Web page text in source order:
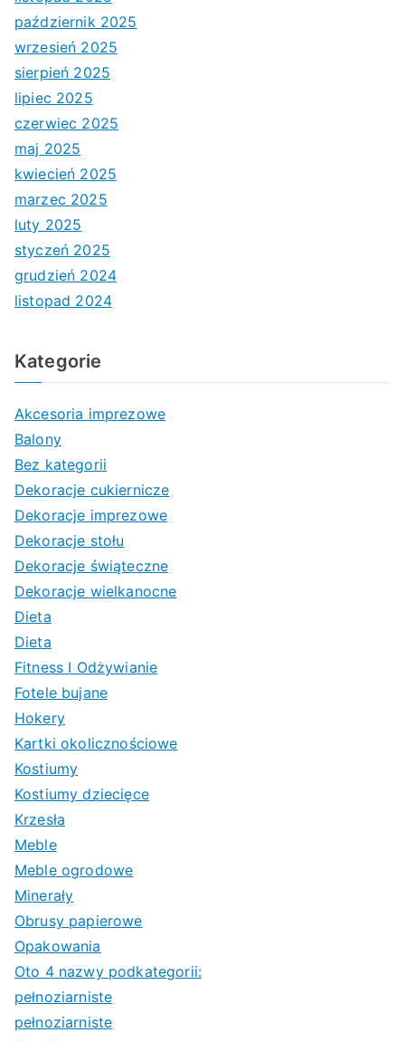
październik 2025
wrzesień 2025
sierpień 2025
lipiec 2025
czerwiec 2025
maj 2025
kwiecień 2025
marzec 2025
luty 2025
styczeń 2025
grudzień 2024
listopad 2024
Kategorie
Akcesoria imprezowe
Balony
Bez kategorii
Dekoracje cukiernicze
Dekoracje imprezowe
Dekoracje stołu
Dekoracje świąteczne
Dekoracje wielkanocne
Dieta
Dieta
Fitness I Odżywianie
Fotele bujane
Hokery
Kartki okolicznościowe
Kostiumy
Kostiumy dziecięce
Krzesła
Meble
Meble ogrodowe
Minerały
Obrusy papierowe
Opakowania
Oto 4 nazwy podkategorii:
pełnoziarniste
pełnoziarniste